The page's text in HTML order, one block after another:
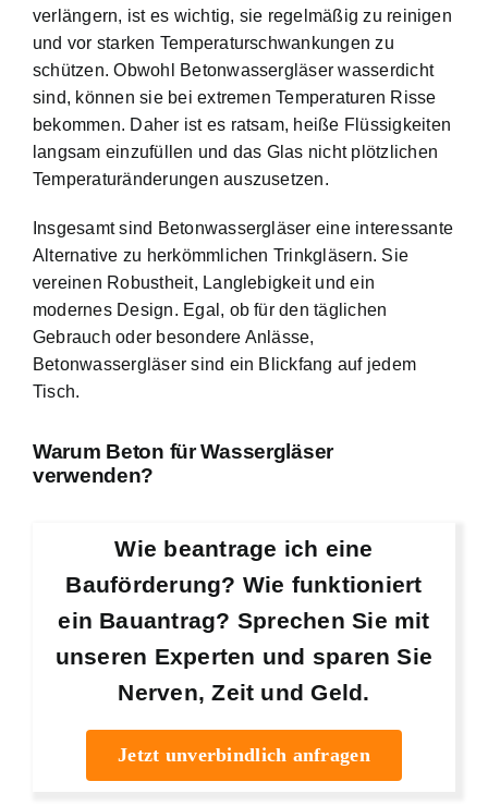
verlängern, ist es wichtig, sie regelmäßig zu reinigen
und vor starken Temperaturschwankungen zu
schützen. Obwohl Betonwassergläser wasserdicht
sind, können sie bei extremen Temperaturen Risse
bekommen. Daher ist es ratsam, heiße Flüssigkeiten
langsam einzufüllen und das Glas nicht plötzlichen
Temperaturänderungen auszusetzen.
Insgesamt sind Betonwassergläser eine interessante
Alternative zu herkömmlichen Trinkgläsern. Sie
vereinen Robustheit, Langlebigkeit und ein
modernes Design. Egal, ob für den täglichen
Gebrauch oder besondere Anlässe,
Betonwassergläser sind ein Blickfang auf jedem
Tisch.
Warum Beton für Wassergläser
verwenden?
Wie beantrage ich eine
Bauförderung? Wie funktioniert
ein Bauantrag? Sprechen Sie mit
unseren Experten und sparen Sie
Nerven, Zeit und Geld.
Jetzt unverbindlich anfragen